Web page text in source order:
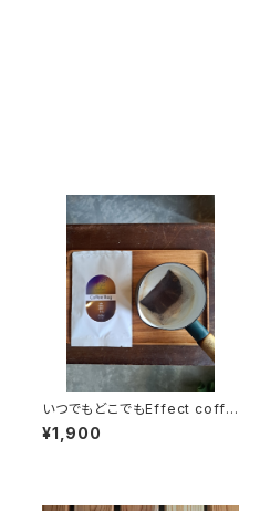
いつでもどこでもEffect coffe
e Bag(11袋入り)2袋おまけ
¥1,900